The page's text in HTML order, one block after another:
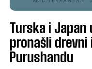
Turska i
pronašli
Purushandu